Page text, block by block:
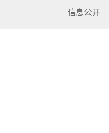
信息公开